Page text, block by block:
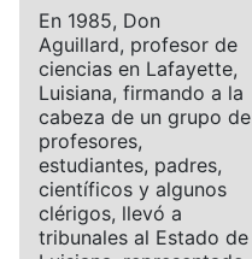
En 1985, Don
Aguillard, profesor de
ciencias en Lafayette,
Luisiana, firmando a la
cabeza de un grupo de
profesores,
estudiantes, padres,
científicos y algunos
clérigos, llevó a
tribunales al Estado de